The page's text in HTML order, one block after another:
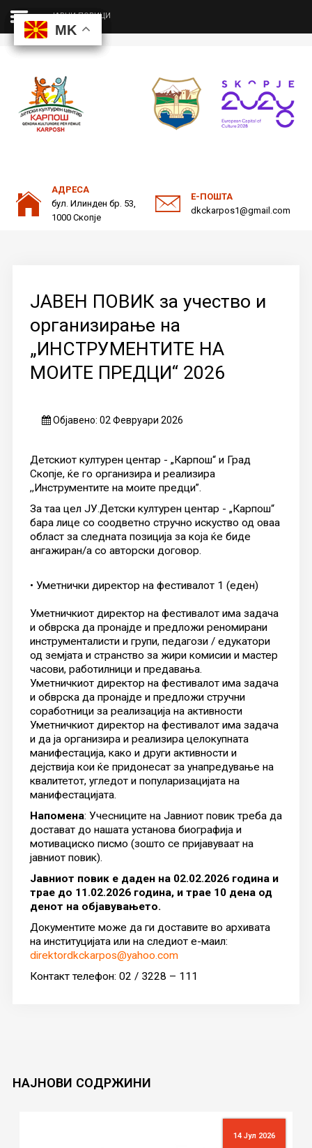
MK
MK
ДКЦ
ОДНОСИ СО ЈАВНОСТ
ЈАВНИ ПОВИЦИ
MK
MK
АДРЕСА
бул. Илинден бр. 53,
1000 Скопје
Е-ПОШТА
dkckarpos1@gmail.com
Пребарајте на нашата веб страна
ЈАВЕН ПОВИК за учество и
организирање на
„ИНСТРУМЕНТИТЕ НА
МОИТЕ ПРЕДЦИ“ 2026
Објавено: 02 Февруари 2026
Детскиот културен центар - „Карпош“ и Град
Скопје, ќе го организира и реализира
,,Инструментите на моите предци”.
За таа цел ЈУ.Детски културен центар - „Карпош“
бара лице со соодветно стручно искуство од оваа
област за следната позиција за која ќе биде
ангажиран/а со авторски договор.
• Уметнички директор на фестивалот 1 (еден)
Уметничкиот директор на фестивалот има задача
и обврска да пронајде и предложи реномирани
инструменталисти и групи, педагози / едукатори
од земјата и странство за жири комисии и мастер
часови, работилници и предавања.
Уметничкиот директор на фестивалот има задача
и обврска да пронајде и предложи стручни
соработници за реализација на активности
Уметничкиот директор на фестивалот има задача
и да ја организира и реализира целокупната
манифестација, како и други активности и
дејствија кои ќе придонесат за унапредување на
квалитетот, угледот и популаризацијата на
манифестацијата.
Напомена: Учесниците на Јавниот повик треба да
достават до нашата установа биографија и
мотивациско писмо (зошто се пријавуваат на
јавниот повик).
Јавниот повик е даден на 02.02.2026 година и
трае до 11.02.2026 година, и трае 10 дена од
денот на објавувањето.
Документите може да ги доставите во архивата
на институцијата или на следиот е-маил:
direktordkckarpos@yahoo.com
Контакт телефон: 02 / 3228 – 111
НАЈНОВИ СОДРЖИНИ
14 Јул 2026